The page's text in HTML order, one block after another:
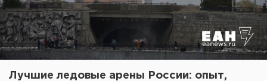
Лучшие ледовые арены России: опыт,